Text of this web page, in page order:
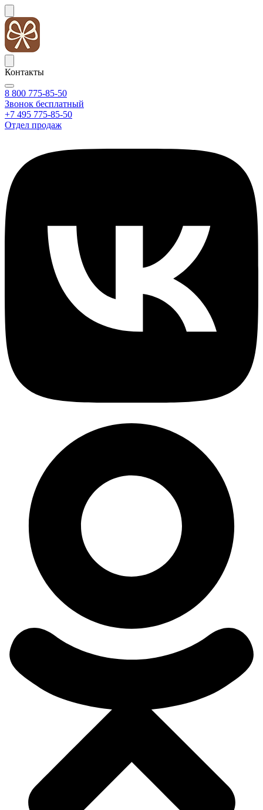
Контакты
8 800 775-85-50
Звонок бесплатный
+7 495 775-85-50
Отдел продаж